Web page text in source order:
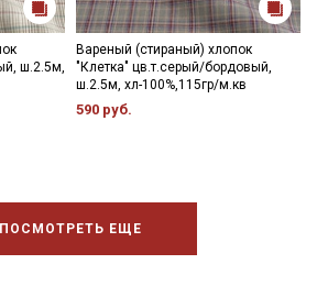
ш.2.5м,
Вареный (стираный) хлопок
"Клетка" цв.т.серый/бордовый,
ш.2.5м, хл-100%,115гр/м.кв
590 руб.
ПОСМОТРЕТЬ ЕЩЕ